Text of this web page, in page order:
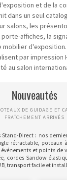
et de la
dans un seul
salons, les
affiches, la
mobilier
par impression
au salon
Nouveautés
DE GUIDAGE ET
FRAÎCHEMENT ARRIVÉS
Stand-Direct : nos
rétractable poteaux
et points de
cordes Sandow
transport facile et